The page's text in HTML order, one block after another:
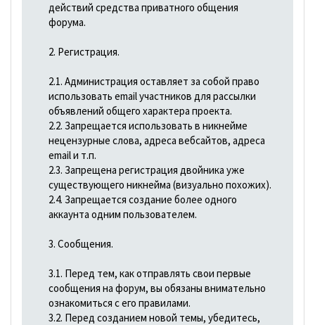
действий средства приватного общения
форума.
2. Регистрация.
2.1. Администрация оставляет за собой право
использовать email участников для рассылки
объявлений общего характера проекта.
2.2. Запрещается использовать в никнейме
нецензурные слова, адреса вебсайтов, адреса
email и т.п.
2.3. Запрещена регистрация двойника уже
существующего никнейма (визуально похожих).
2.4. Запрещается создание более одного
аккаунта одним пользователем.
3. Сообщения.
3.1. Перед тем, как отправлять свои первые
сообщения на форум, вы обязаны внимательно
ознакомиться с его правилами.
3.2. Перед созданием новой темы, убедитесь,